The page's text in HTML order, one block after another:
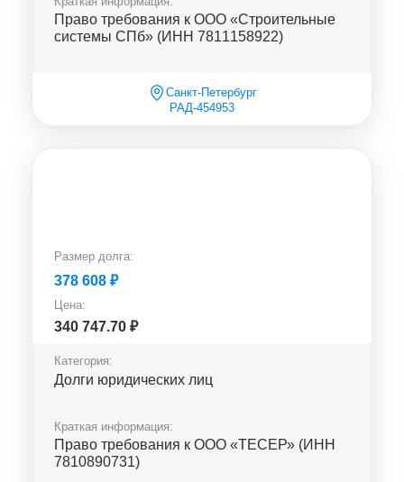
Право требования к ООО «Строительные
системы СПб» (ИНН 7811158922)
Санкт-Петербург
РАД-454953
Размер долга:
378 608 ₽
Цена:
340 747.70 ₽
Категория:
Долги юридических лиц
Краткая информация:
Право требования к ООО «ТЕСЕР» (ИНН
7810890731)